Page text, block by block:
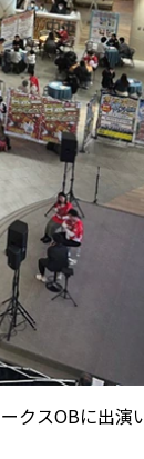
クスOBに出